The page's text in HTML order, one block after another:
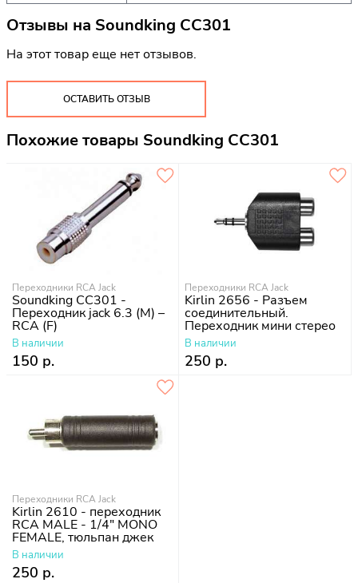
Отзывы на Soundking CC301
На этот товар еще нет отзывов.
ОСТАВИТЬ ОТЗЫВ
Похожие товары Soundking CC301
Переходники RCA Jack
Soundking CC301 -
Переходник jack 6.3 (M) –
RCA (F)
В наличии
150 р.
Переходники RCA Jack
Kirlin 2656 - Разъем
соединительный.
Переходник мини стерео
Джек 3,5мм на 2х
Тюльпана (RCA) мама
В наличии
250 р.
Переходники RCA Jack
Kirlin 2610 - переходник
RCA MALE - 1/4" MONO
FEMALE, тюльпан джек
В наличии
250 р.